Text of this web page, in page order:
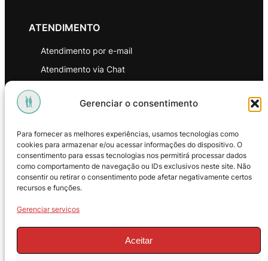
Gerenciar o consentimento
Para fornecer as melhores experiências, usamos tecnologias como
cookies para armazenar e/ou acessar informações do dispositivo. O
consentimento para essas tecnologias nos permitirá processar dados
como comportamento de navegação ou IDs exclusivos neste site. Não
consentir ou retirar o consentimento pode afetar negativamente certos
recursos e funções.
Gerenciar serviços
Aceitar
ATENDIMENTO
Atendimento por e-mail
Atendimento via Chat
Política de Privacidade
Política de Troca e Devoluções
Política de Reembolso